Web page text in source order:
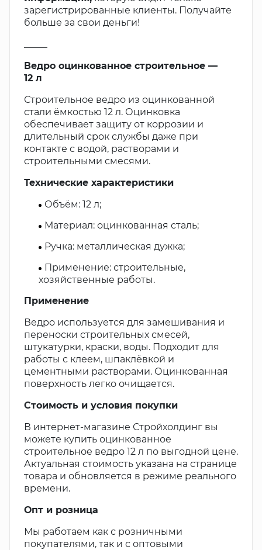
зарегистрированные клиенты. Получайте
больше за свои деньги!
Ведро оцинкованное строительное —
12 л
Строительное ведро из оцинкованной
стали ёмкостью 12 л. Оцинковка
обеспечивает защиту от коррозии и
длительный срок службы даже при
контакте с водой, растворами и
строительными смесями.
Технические характеристики
Объём: 12 л;
Материал: оцинкованная сталь;
Ручка: металлическая дужка;
Применение: строительные,
хозяйственные работы.
Применение
Ведро используется для замешивания и
переноски строительных смесей,
штукатурки, краски, воды. Подходит для
работы с клеем, шпаклёвкой и
цементными растворами. Оцинкованная
поверхность легко очищается.
Стоимость и условия покупки
В интернет-магазине Стройхолдинг вы
можете купить оцинкованное
строительное ведро 12 л по выгодной цене.
Актуальная стоимость указана на странице
товара и обновляется в режиме реального
времени.
Опт и розница
Мы работаем как с розничными
покупателями, так и с оптовыми